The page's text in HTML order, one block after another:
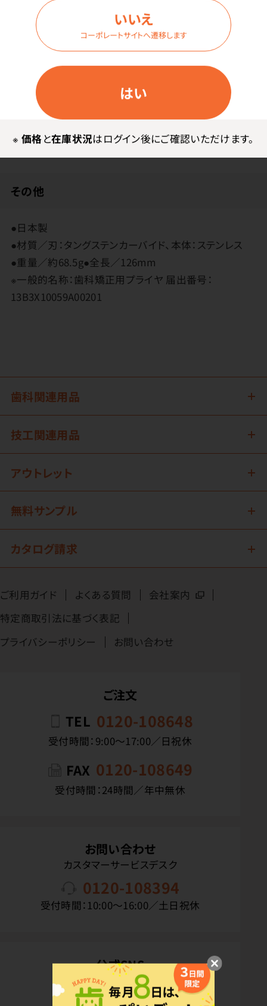
はい
いいえ
コーポレートサイトへ遷移します
※ 価格と在庫状況はログイン後にご確認いただけます。
先端部が短いから臼歯に使いやすい。
その他
●日本製
●材質／刃：タングステンカーバイド、本体：ステンレス
●重量／約68.5g●全長／126mm
※一般的名称：歯科矯正用プライヤ 届出番号：
13B3X10059A00201
歯科関連用品
技工関連用品
アウトレット
無料サンプル
カタログ請求
ご利用ガイド よくある質問
会社案内
特定商取引法に基づく表記
プライバシーポリシー
お問い合わせ
ご注文
TEL 0120-108648
受付時間：9:00〜17:00／日祝休
FAX 0120-108649
受付時間：24時間／年中無休
お問い合わせ
カスタマーサービスデスク
0120-108394
受付時間：10:00〜16:00／土日祝休
公式SNS